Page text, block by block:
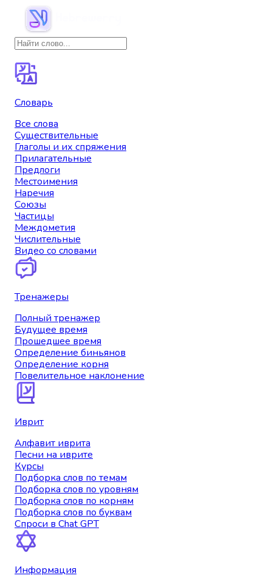
Словарь
Все слова
Существительные
Глаголы и их спряжения
Прилагательные
Предлоги
Местоимения
Наречия
Союзы
Частицы
Междометия
Числительные
Видео со словами
Тренажеры
Полный тренажер
Будущее время
Прошедшее время
Определение биньянов
Определение корня
Повелительное наклонение
Иврит
Алфавит иврита
Песни на иврите
Курсы
Подборка слов по темам
Подборка слов по уровням
Подборка слов по корням
Подборка слов по буквам
Спроси в Chat GPT
Информация